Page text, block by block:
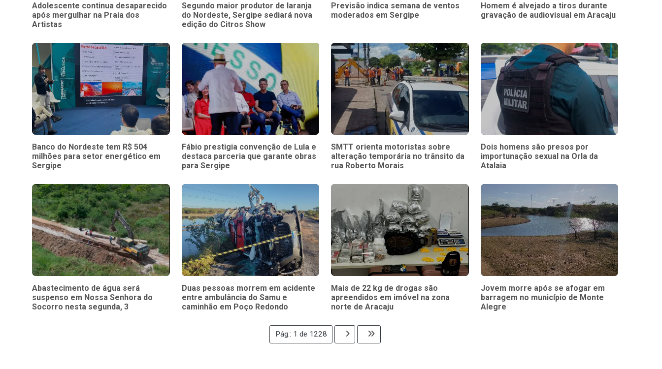
Adolescente continua desaparecido
após mergulhar na Praia dos
Artistas
Segundo maior produtor de laranja
do Nordeste, Sergipe sediará nova
edição do Citros Show
Previsão indica semana de ventos
moderados em Sergipe
Homem é alvejado a tiros durante
gravação de audiovisual em Aracaju
Banco do Nordeste tem R$ 504
milhões para setor energético em
Sergipe
Fábio prestigia convenção de Lula e
destaca parceria que garante obras
para Sergipe
SMTT orienta motoristas sobre
alteração temporária no trânsito da
rua Roberto Morais
Dois homens são presos por
importunação sexual na Orla da
Atalaia
Abastecimento de água será
suspenso em Nossa Senhora do
Socorro nesta segunda, 3
Duas pessoas morrem em acidente
entre ambulância do Samu e
caminhão em Poço Redondo
Mais de 22 kg de drogas são
apreendidos em imóvel na zona
norte de Aracaju
Jovem morre após se afogar em
barragem no município de Monte
Alegre
Pág.: 1 de 1228